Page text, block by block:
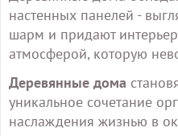
настенных панелей -
шарм и придают
атмосферой, которую
Деревянные дома
уникальное сочетание
наслаждения жизнью в